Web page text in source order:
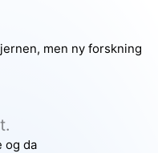
men ny forskning
og da